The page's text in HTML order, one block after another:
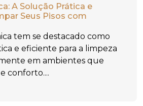
A Solução Prática e
Seus Pisos com
tem se destacado como
e eficiente para a limpeza
em ambientes que
conforto....